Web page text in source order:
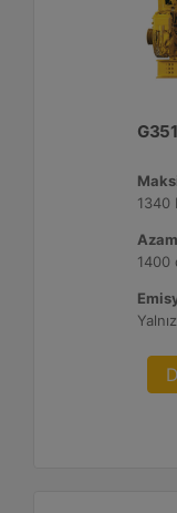
1340
1400